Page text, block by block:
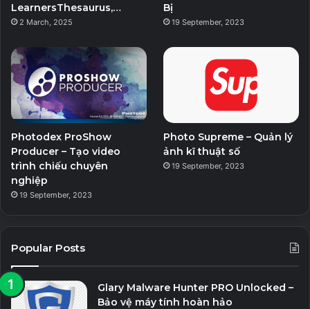
LearnersThesaurus,…
2 March, 2025
Bị
19 September, 2023
Photodex ProShow
Producer – Tạo video
trình chiếu chuyên
nghiệp
19 September, 2023
Photo Supreme – Quản lý
ảnh kĩ thuật số
19 September, 2023
Popular Posts
Glary Malware Hunter PRO Unlocked –
Bảo vệ máy tính hoàn hảo